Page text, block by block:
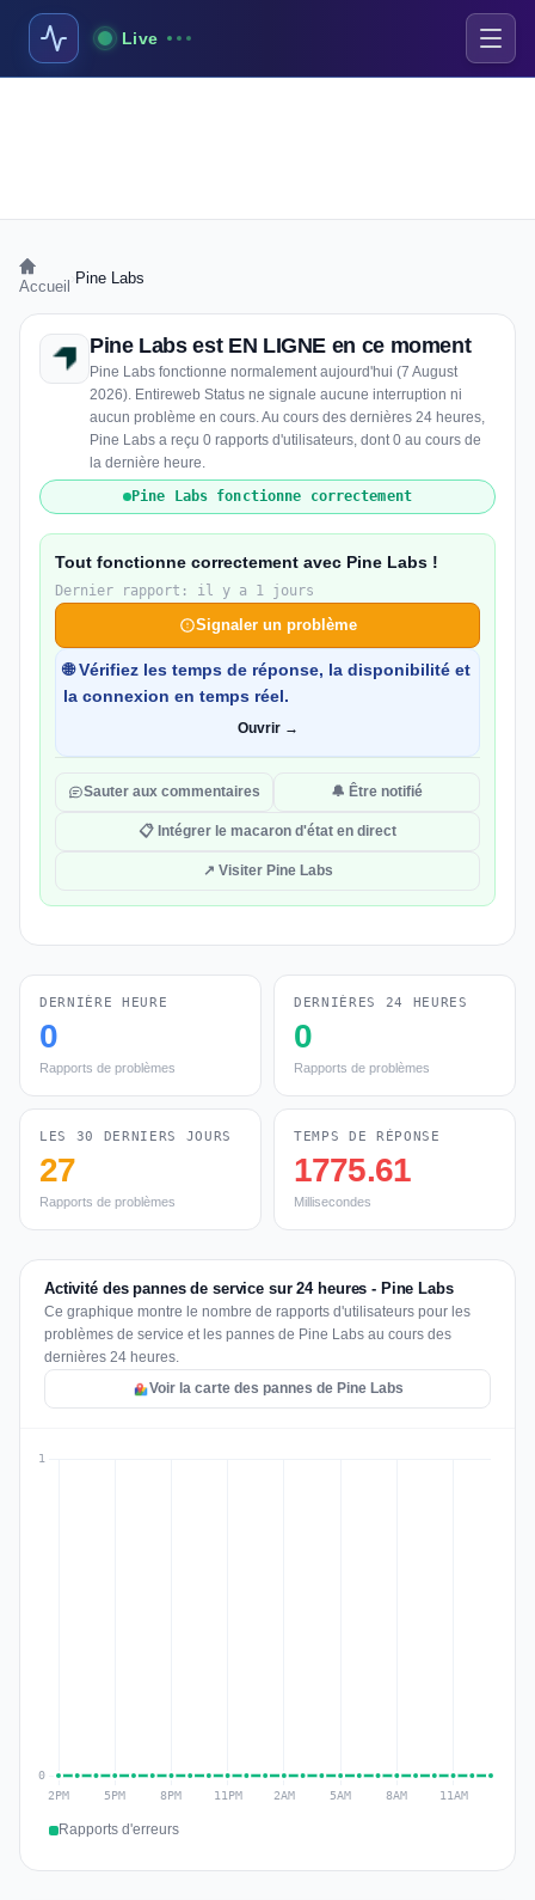
Live
Accueil Pine Labs
Pine Labs est EN LIGNE en ce moment
Pine Labs fonctionne normalement aujourd'hui (7 August
2026). Entireweb Status ne signale aucune interruption ni
aucun problème en cours. Au cours des dernières 24 heures,
Pine Labs a reçu 0 rapports d'utilisateurs, dont 0 au cours de
la dernière heure.
Pine Labs fonctionne correctement
Tout fonctionne correctement avec Pine Labs !
Dernier rapport: il y a 1 jours
Signaler un problème
🌐 Vérifiez les temps de réponse, la disponibilité et
la connexion en temps réel.
Ouvrir →
Sauter aux commentaires 🔔 Être notifié
📋 Intégrer le macaron d'état en direct
↗ Visiter Pine Labs
DERNIÈRE HEURE
0
Rapports de problèmes
DERNIÈRES 24 HEURES
0
Rapports de problèmes
LES 30 DERNIERS JOURS
27
Rapports de problèmes
TEMPS DE RÉPONSE
1775.61
Millisecondes
Activité des pannes de service sur 24 heures - Pine Labs
Ce graphique montre le nombre de rapports d'utilisateurs pour les
problèmes de service et les pannes de Pine Labs au cours des
dernières 24 heures.
Voir la carte des pannes de Pine Labs
Rapports d'erreurs